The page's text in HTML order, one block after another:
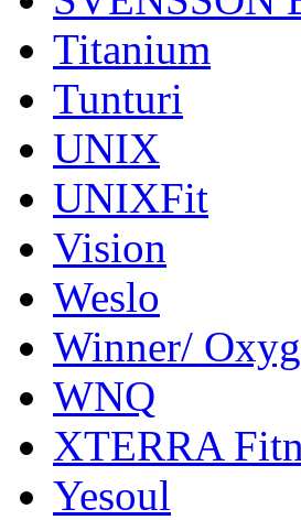
Titanium
Tunturi
UNIX
UNIXFit
Vision
Weslo
Winner/
WNQ
XTERRA
Yesoul